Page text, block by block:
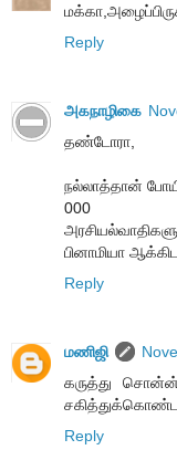
Reply
அகநாழிகை
தண்டோரா,
நல்லாத்தான்
000
பினாமியா
Reply
மணிஜி
கருத்து சொன்ன்
சகித்துக்கொண்ட
Reply